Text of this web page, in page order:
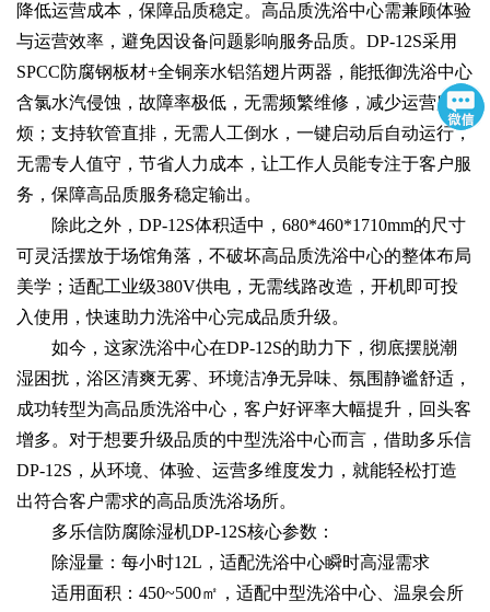
降低运营成本，保障品质稳定。高品质洗浴中心需兼顾体验
与运营效率，避免因设备问题影响服务品质。DP-12S采用
SPCC防腐钢板材+全铜亲水铝箔翅片两器，能抵御洗浴中心
含氯水汽侵蚀，故障率极低，无需频繁维修，减少运营麻
烦；支持软管直排，无需人工倒水，一键启动后自动运行，
无需专人值守，节省人力成本，让工作人员能专注于客户服
务，保障高品质服务稳定输出。
除此之外，DP-12S体积适中，680*460*1710mm的尺寸
可灵活摆放于场馆角落，不破坏高品质洗浴中心的整体布局
美学；适配工业级380V供电，无需线路改造，开机即可投
入使用，快速助力洗浴中心完成品质升级。
如今，这家洗浴中心在DP-12S的助力下，彻底摆脱潮
湿困扰，浴区清爽无雾、环境洁净无异味、氛围静谧舒适，
成功转型为高品质洗浴中心，客户好评率大幅提升，回头客
增多。对于想要升级品质的中型洗浴中心而言，借助多乐信
DP-12S，从环境、体验、运营多维度发力，就能轻松打造
出符合客户需求的高品质洗浴场所。
多乐信防腐除湿机DP-12S核心参数：
除湿量：每小时12L，适配洗浴中心瞬时高湿需求
适用面积：450~500㎡，适配中型洗浴中心、温泉会所